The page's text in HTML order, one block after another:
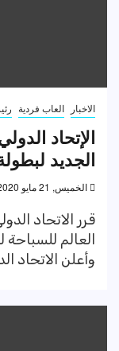
الاخبار العاب فردية
الإتحاد
الجديد
الخميس, 21 مايو 2020, 8:08 م
قرر الاتحاد
العالم
وأعلن الاتحاد